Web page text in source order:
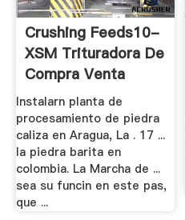
Crushing Feeds10-
XSM Trituradora De
Compra Venta
Instalarn planta de
procesamiento de piedra
caliza en Aragua, La . 17 ...
la piedra barita en
colombia. La Marcha de ...
sea su funcin en este pas,
que ...